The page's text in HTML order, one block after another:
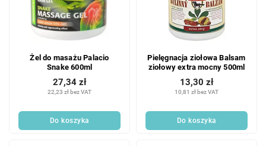
Żel do masażu Palacio
Snake 600ml
22,23 zł bez VAT
27,34 zł
Do koszyka
Pielęgnacja ziołowa Balsam
ziołowy extra mocny 500ml
10,81 zł bez VAT
13,30 zł
Do koszyka